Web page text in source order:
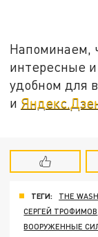
Напоминаем,
интересные
удобном для
и
ТЕГИ: THE
СЕРГЕЙ ТРОФИМОВ
ВООРУЖЕННЫЕ